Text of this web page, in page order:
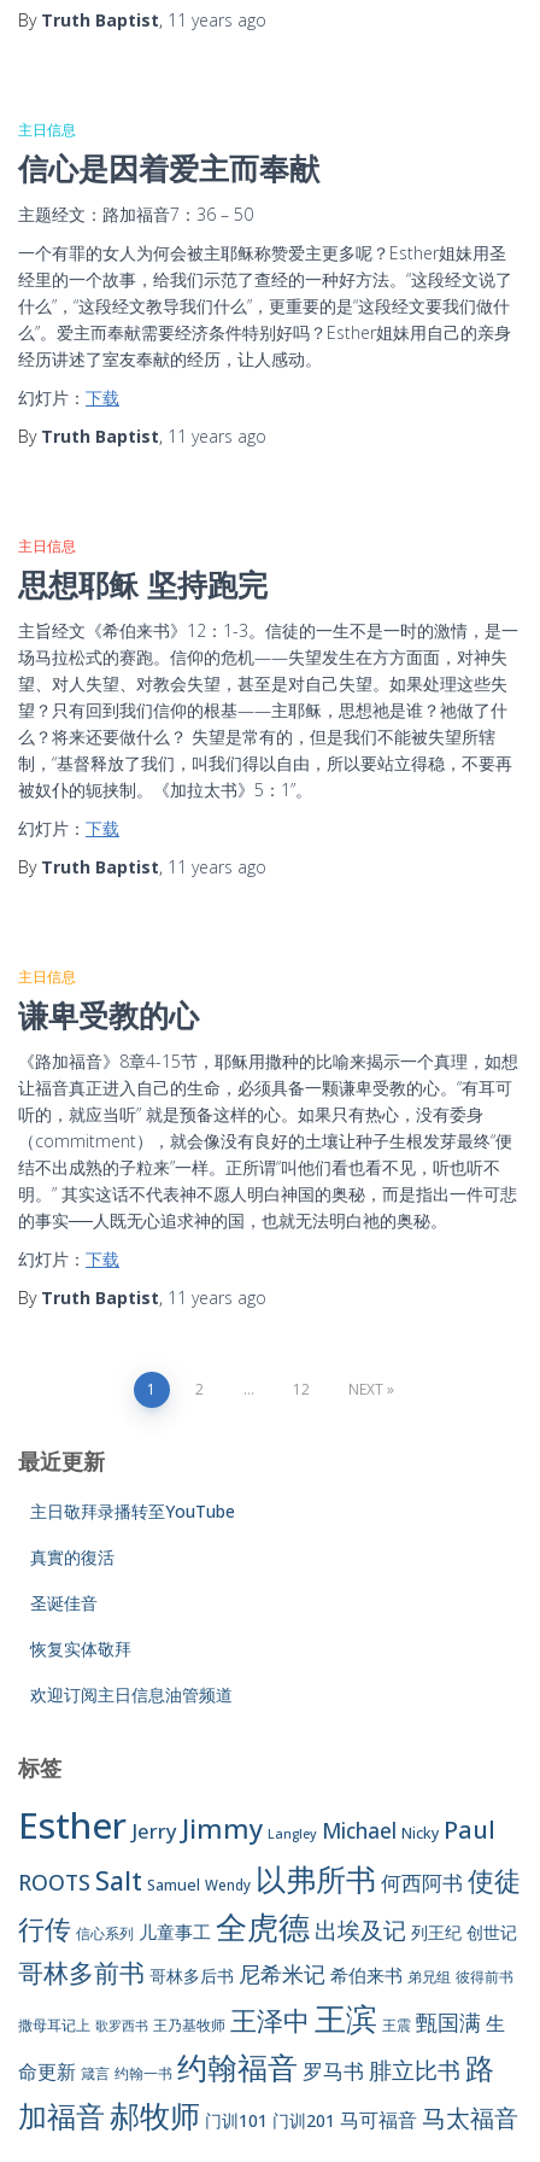
By Truth Baptist, 11 years ago
主日信息
信心是因着爱主而奉献
主题经文：路加福音7：36 – 50
一个有罪的女人为何会被主耶稣称赞爱主更多呢？Esther姐妹用圣
经里的一个故事，给我们示范了查经的一种好方法。“这段经文说了
什么”，“这段经文教导我们什么”，更重要的是“这段经文要我们做什
么”。爱主而奉献需要经济条件特别好吗？Esther姐妹用自己的亲身
经历讲述了室友奉献的经历，让人感动。
幻灯片： 下载
By Truth Baptist, 11 years ago
主日信息
思想耶稣 坚持跑完
主旨经文《希伯来书》12：1-3。信徒的一生不是一时的激情，是一
场马拉松式的赛跑。信仰的危机——失望发生在方方面面，对神失
望、对人失望、对教会失望，甚至是对自己失望。如果处理这些失
望？只有回到我们信仰的根基——主耶稣，思想祂是谁？祂做了什
么？将来还要做什么？ 失望是常有的，但是我们不能被失望所辖
制，“基督释放了我们，叫我们得以自由，所以要站立得稳，不要再
被奴仆的轭挟制。《加拉太书》5：1”。
幻灯片： 下载
By Truth Baptist, 11 years ago
主日信息
谦卑受教的心
《路加福音》8章4-15节，耶稣用撒种的比喻来揭示一个真理，如想
让福音真正进入自己的生命，必须具备一颗谦卑受教的心。“有耳可
听的，就应当听” 就是预备这样的心。如果只有热心，没有委身
（commitment），就会像没有良好的土壤让种子生根发芽最终“便
结不出成熟的子粒来”一样。正所谓“叫他们看也看不见，听也听不
明。” 其实这话不代表神不愿人明白神国的奥秘，而是指出一件可悲
的事实──人既无心追求神的国，也就无法明白祂的奥秘。
幻灯片： 下载
By Truth Baptist, 11 years ago
pagination
1 2 … 12 NEXT
最近更新
主日敬拜录播转至YouTube
真實的復活
圣诞佳音
恢复实体敬拜
欢迎订阅主日信息油管频道
标签
Esther Jerry Jimmy Langley Michael Nicky Paul
ROOTS Salt Samuel Wendy 以弗所书 何西阿书 使徒
行传 信心系列 儿童事工 全虎德出埃及记 列王纪 创世记
哥林多前书 哥林多后书 尼希米记 希伯来书 弟兄组 彼得前书
撒母耳记上 歌罗西书 王乃基牧师 王泽中 王滨 王震 甄国满生
命更新 箴言 约翰一书 约翰福音 罗马书 腓立比书 路
加福音郝牧师 门训101 门训201 马可福音马太福音